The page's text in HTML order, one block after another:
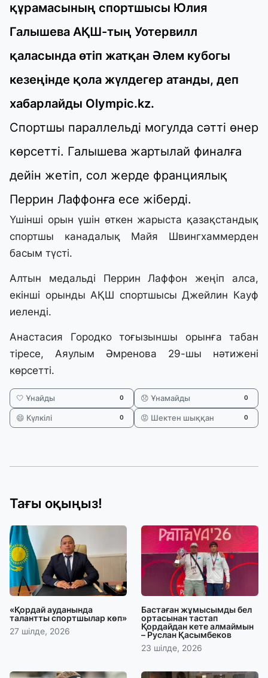
құрамасының спортшысы Юлия
Галышева АҚШ-тың Уотервилл
қаласында өтіп жатқан Әлем кубогы
кезеңінде қола жүлдегер атанды, деп
хабарлайды Olympic.kz.
Спортшы параллельді могулда сәтті өнер
көрсетті. Галышева жартылай финалға
дейін жетіп, сол жерде франциялық
Перрин Лаффонға есе жіберді.
Үшінші орын үшін өткен жарыста қазақстандық
спортшы канадалық Майя Швингхаммерден
басым түсті.
Алтын медальді Перрин Лаффон жеңіп алса,
екінші орынды АҚШ спортшысы Джейлин Кауф
иеленді.
Анастасия Городко тоғызыншы орынға табан
тіресе, Аяулым Әмренова 29-шы нәтижені
көрсетті.
🤍 Ұнайды 0 😞 Ұнамайды 0
😄 Күлкілі 0 😡 Шектен шыққан 0
Тағы оқыңыз!
«Қордай ауданында
талантты спортшылар көп»
27 шілде, 2026
Бастаған жұмысымды бел
ортасынан тастап
Қордайдан кете алмаймын
– Руслан Қасымбеков
23 шілде, 2026